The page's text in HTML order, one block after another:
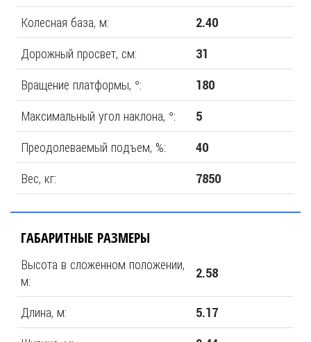
Колесная база, м: 2.40
Дорожный просвет, см: 31
Вращение платформы, °: 180
Максимальный угол наклона, °: 5
Преодолеваемый подъем, %: 40
Вес, кг: 7850
ГАБАРИТНЫЕ РАЗМЕРЫ
Высота в сложенном положении,
м:
2.58
Длина, м: 5.17